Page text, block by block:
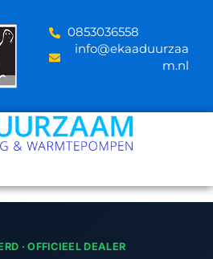
‪0853036558
info@ekaaduurzaa
m.nl
· OFFICIEEL DEALER